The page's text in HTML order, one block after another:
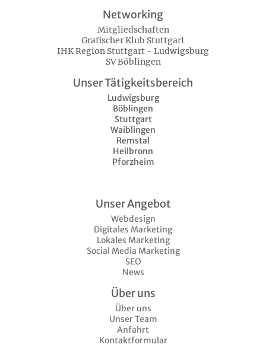
Networking
Mitgliedschaften
Grafischer Klub Stuttgart
IHK Region Stuttgart - Ludwigsburg
SV Böblingen
Unser Tätigkeitsbereich
Ludwigsburg
Böblingen
Stuttgart
Waiblingen
Remstal
Heilbronn
Pforzheim
Unser Angebot
Webdesign
Digitales Marketing
Lokales Marketing
Social Media Marketing
SEO
News
Über uns
Über uns
Unser Team
Anfahrt
Kontaktformular